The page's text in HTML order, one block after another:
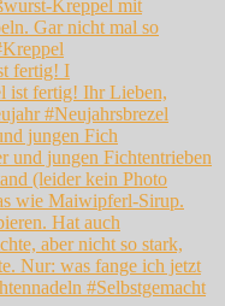
fertig! I
jungen Fich